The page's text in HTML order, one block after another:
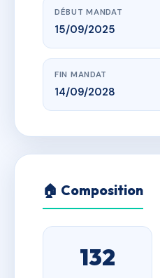
DÉBUT MANDAT
15/09/2025
FIN MANDAT
14/09/2028
🏠 Composition
132